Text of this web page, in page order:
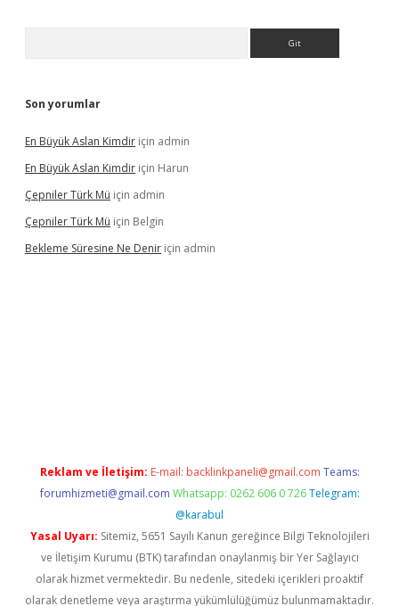
Son yorumlar
En Büyük Aslan Kimdir için admin
En Büyük Aslan Kimdir için Harun
Çepniler Türk Mü için admin
Çepniler Türk Mü için Belgin
Bekleme Süresine Ne Denir için admin
Reklam ve İletişim: E-mail: backlinkpaneli@gmail.com Teams:
forumhizmeti@gmail.com Whatsapp: 0262 606 0 726 Telegram:
@karabul
Yasal Uyarı: Sitemiz, 5651 Sayılı Kanun gereğince Bilgi Teknolojileri
ve İletişim Kurumu (BTK) tarafından onaylanmış bir Yer Sağlayıcı
olarak hizmet vermektedir. Bu nedenle, sitedeki içerikleri proaktif
olarak denetleme veya araştırma yükümlülüğümüz bulunmamaktadır.